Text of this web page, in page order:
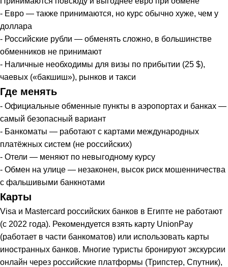
- Евро — также принимаются, но курс обычно хуже, чем у
доллара
- Российские рубли — обменять сложно, в большинстве
обменников не принимают
- Наличные необходимы для визы по прибытии (25 $),
чаевых («бакшиш»), рынков и такси
Где менять
- Официальные обменные пункты в аэропортах и банках —
самый безопасный вариант
- Банкоматы — работают с картами международных
платёжных систем (не российских)
- Отели — меняют по невыгодному курсу
- Обмен на улице — незаконен, высок риск мошенничества
с фальшивыми банкнотами
Карты
Visa и Mastercard российских банков в Египте не работают
(с 2022 года). Рекомендуется взять карту UnionPay
(работает в части банкоматов) или использовать карты
иностранных банков. Многие туристы бронируют экскурсии
онлайн через российские платформы (Трипстер, Спутник),